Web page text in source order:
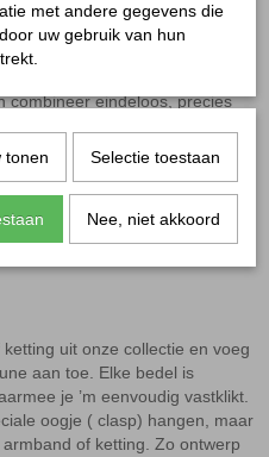
waar jij de ontwerper bent.
steel bedels, armbanden en
combineer eindeloos, precies
afkomstig van ons nieuwste
voor speelse details, stijlvolle
Alle bedels, kettingen en
stainless steel, dus ze
volledig nikkelvrij en allergievrij.
geschikt voor de gevoelige
uit onze collectie en voeg
aan toe. Elke bedel is
je ’m eenvoudig vastklikt.
oogje ( clasp) hangen, maar
of ketting. Zo ontwerp
met andere gegevens die
uw gebruik van hun
tonen Selectie toestaan
Nee, niet akkoord